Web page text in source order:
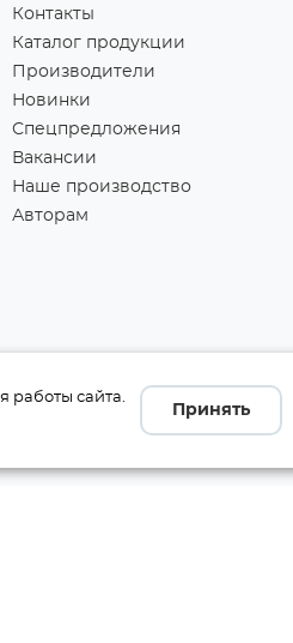
Контакты
Каталог продукции
Производители
Новинки
Спецпредложения
Вакансии
Наше производство
Авторам
работы сайта.
Принять